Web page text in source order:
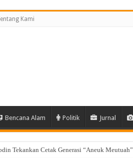
Kami
Bencana Alam Politik Jurnal
Tekankan Cetak Generasi “Aneuk Meutuah”